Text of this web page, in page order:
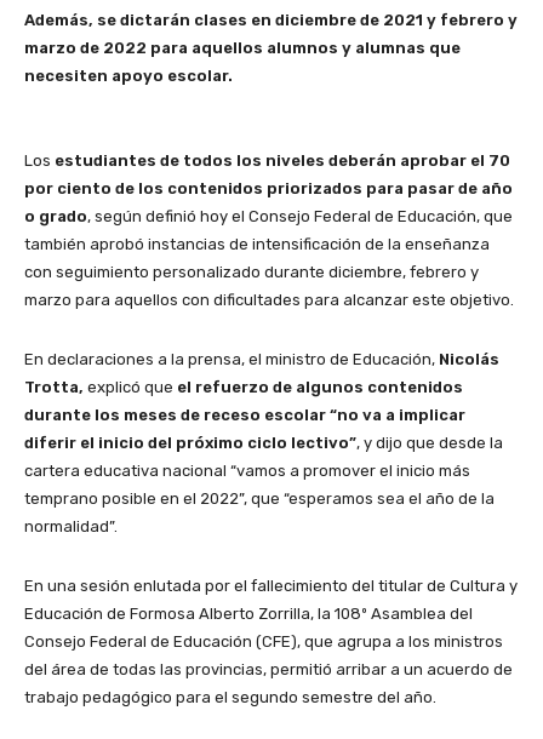
Además, se dictarán clases en diciembre de 2021 y febrero y
marzo de 2022 para aquellos alumnos y alumnas que
necesiten apoyo escolar.
Los estudiantes de todos los niveles deberán aprobar el 70
por ciento de los contenidos priorizados para pasar de año
o grado, según definió hoy el Consejo Federal de Educación, que
también aprobó instancias de intensificación de la enseñanza
con seguimiento personalizado durante diciembre, febrero y
marzo para aquellos con dificultades para alcanzar este objetivo.
En declaraciones a la prensa, el ministro de Educación, Nicolás
Trotta, explicó que el refuerzo de algunos contenidos
durante los meses de receso escolar “no va a implicar
diferir el inicio del próximo ciclo lectivo”, y dijo que desde la
cartera educativa nacional “vamos a promover el inicio más
temprano posible en el 2022”, que “esperamos sea el año de la
normalidad”.
En una sesión enlutada por el fallecimiento del titular de Cultura y
Educación de Formosa Alberto Zorrilla, la 108º Asamblea del
Consejo Federal de Educación (CFE), que agrupa a los ministros
del área de todas las provincias, permitió arribar a un acuerdo de
trabajo pedagógico para el segundo semestre del año.